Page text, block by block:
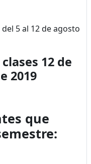
5 al 12 de agosto
12 de
2019
que